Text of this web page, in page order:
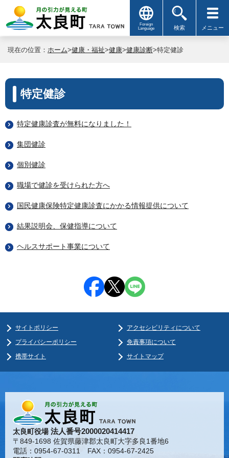
Foreign
Language
検索 メニュー
現在の位置： ホーム>健康・福祉>健康>健康診断>特定健診
特定健診
特定健康診査が無料になりました！
集団健診
個別健診
職場で健診を受けられた方へ
国民健康保険特定健康診査にかかる情報提供について
結果説明会、保健指導について
ヘルスサポート事業について
サイトポリシー
アクセシビリティについて
プライバシーポリシー
免責事項について
携帯サイト
サイトマップ
太良町役場法人番号2000020414417
〒849-1698 佐賀県藤津郡太良町大字多良1番地6
電話：0954-67-0311 FAX：0954-67-2425